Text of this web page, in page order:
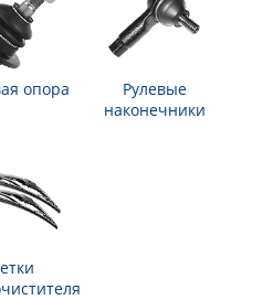
опора
Рулевые
наконечники